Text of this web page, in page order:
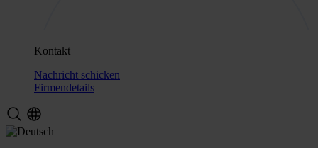
Kontakt
Nachricht schicken
Firmendetails